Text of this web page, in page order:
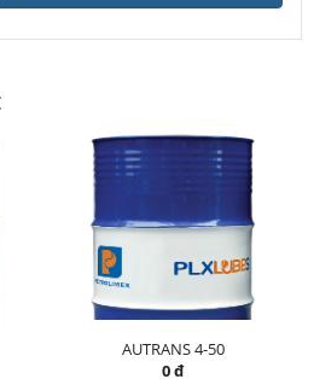
AUTRANS 4-50
0 đ